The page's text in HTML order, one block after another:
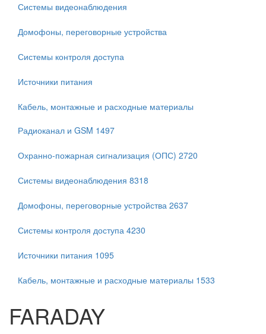
Системы видеонаблюдения
Домофоны, переговорные устройства
Системы контроля доступа
Источники питания
Кабель, монтажные и расходные материалы
Радиоканал и GSM 1497
Охранно-пожарная сигнализация (ОПС) 2720
Системы видеонаблюдения 8318
Домофоны, переговорные устройства 2637
Системы контроля доступа 4230
Источники питания 1095
Кабель, монтажные и расходные материалы 1533
FARADAY